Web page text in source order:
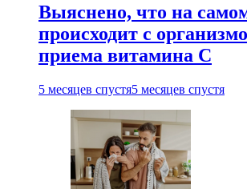
Выяснено, что на
происходит с
приема витамина С
5 месяцев спустя5 месяцев спустя